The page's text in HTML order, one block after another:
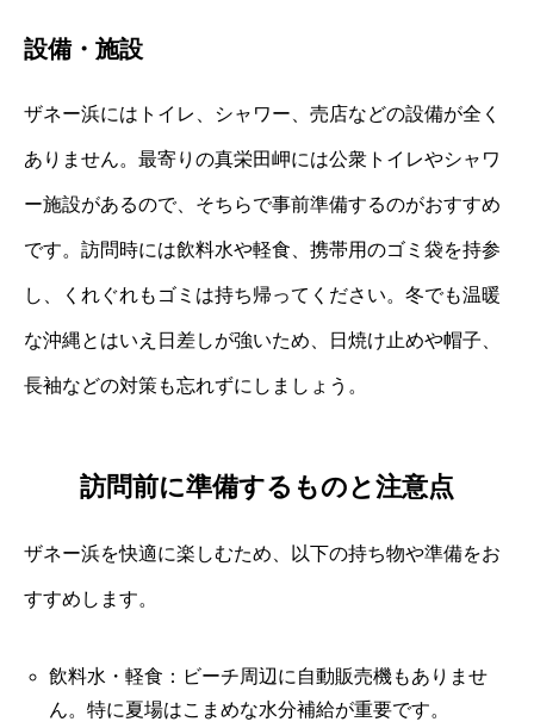
設備・施設
ザネー浜にはトイレ、シャワー、売店などの設備が全く
ありません。最寄りの真栄田岬には公衆トイレやシャワ
ー施設があるので、そちらで事前準備するのがおすすめ
です。訪問時には飲料水や軽食、携帯用のゴミ袋を持参
し、くれぐれもゴミは持ち帰ってください。冬でも温暖
な沖縄とはいえ日差しが強いため、日焼け止めや帽子、
長袖などの対策も忘れずにしましょう。
訪問前に準備するものと注意点
ザネー浜を快適に楽しむため、以下の持ち物や準備をお
すすめします。
飲料水・軽食：ビーチ周辺に自動販売機もありませ
ん。特に夏場はこまめな水分補給が重要です。